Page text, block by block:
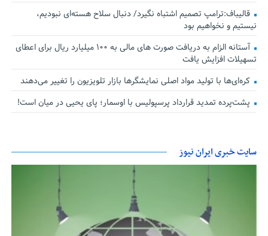
قالیباف:ترامپ تصمیم اشتباه نگیرد/ دنبال سلاح هسته‌ای نبودیم،
نیستیم و نخواهیم بود
آستانه الزام به دریافت صورت های مالی به ۱۰۰ میلیارد ریال برای اعطای
تسهیلات افزایش یافت
کره‌ای‌ها با تولید مواد اصلی نمایشگرها بازار تلویزیون را تغییر می‌دهند
پشت‌پرده تمدید قرارداد پرسپولیس با اوسمار؛ پای یحیی در میان است!
سایت خبری ایران نیوز